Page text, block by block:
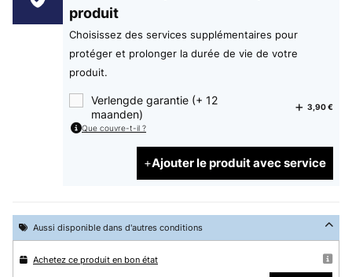
produit
Choisissez des services supplémentaires pour
protéger et prolonger la durée de vie de votre
produit.
Verlengde garantie (+ 12
maanden)
3,90 €
Que couvre-t-il ?
Ajouter le produit avec service
Aussi disponible dans d'autres conditions
Achetez ce produit en bon état